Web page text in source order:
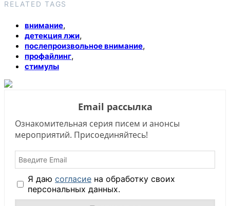
RELATED TAGS
внимание,
детекция лжи,
послепроизвольное внимание,
профайлинг,
стимулы
Email рассылка
Ознакомительная серия писем и анонсы
мероприятий. Присоединяйтесь!
Я даю согласие на обработку своих
персональных данных.